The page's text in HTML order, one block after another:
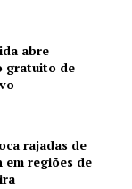
abre
gratuito de
rajadas de
em regiões de